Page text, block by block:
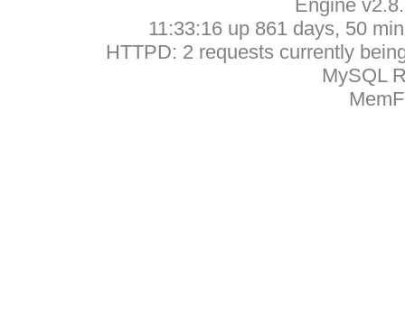
Engine
11:33:16 up 861 days, 50
HTTPD: 2 requests currently
MySQL